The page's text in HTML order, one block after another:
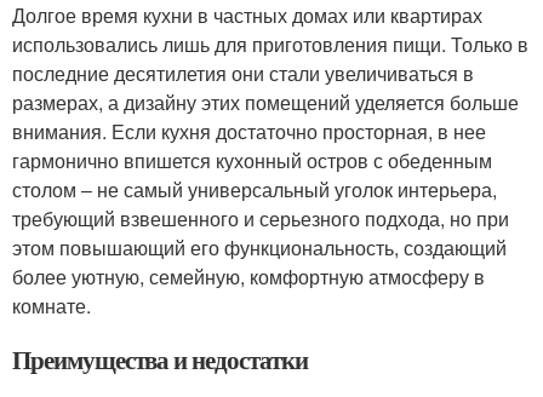
Долгое время кухни в частных домах или квартирах
использовались лишь для приготовления пищи. Только в
последние десятилетия они стали увеличиваться в
размерах, а дизайну этих помещений уделяется больше
внимания. Если кухня достаточно просторная, в нее
гармонично впишется кухонный остров с обеденным
столом ‒ не самый универсальный уголок интерьера,
требующий взвешенного и серьезного подхода, но при
этом повышающий его функциональность, создающий
более уютную, семейную, комфортную атмосферу в
комнате.
Преимущества и недостатки